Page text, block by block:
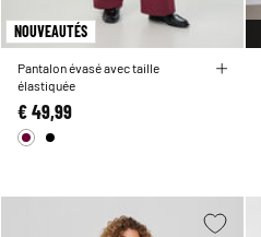
NOUVEAUTÉS
Pantalon évasé avec taille
élastiquée
€ 49,99